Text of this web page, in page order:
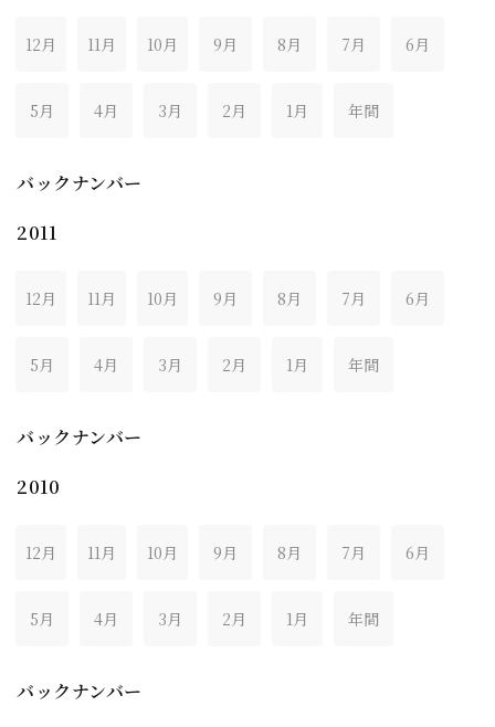
12月 11月 10月 9月 8月 7月 6月
5月 4月 3月 2月 1月 年間
バックナンバー
2011
12月 11月 10月 9月 8月 7月 6月
5月 4月 3月 2月 1月 年間
バックナンバー
2010
12月 11月 10月 9月 8月 7月 6月
5月 4月 3月 2月 1月 年間
バックナンバー